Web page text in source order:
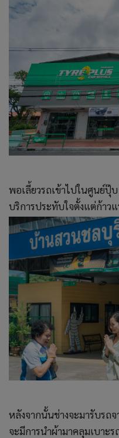
พอเลี้ยวรถเข้าไปในศูนย์ปุ๊
บริการประทับใจตั้งแต่ก้าว
หลังจากนั้นช่างจะมารับรถจ
จะมีการนำผ้ามาคลุมเบาะ